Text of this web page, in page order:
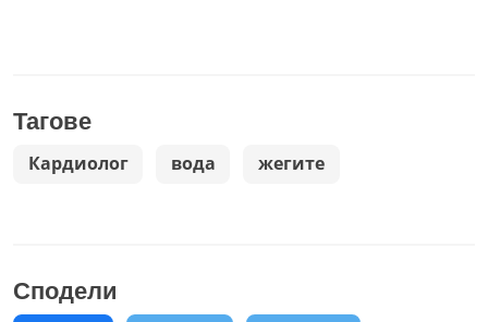
Тагове
Кардиолог вода жегите
Сподели